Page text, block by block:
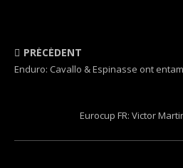
PRÉCÉDENT
Enduro: Cavallo & Espinasse ont
Eurocup FR: Victor